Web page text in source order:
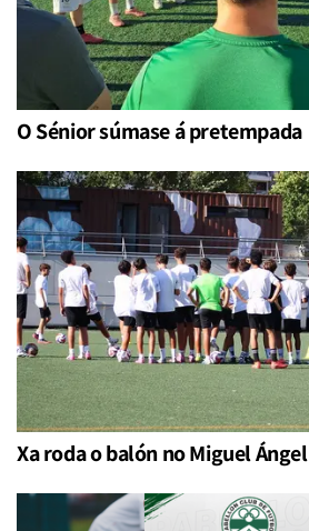
O Sénior súmase á pretempada
Xa roda o balón no Miguel Ángel